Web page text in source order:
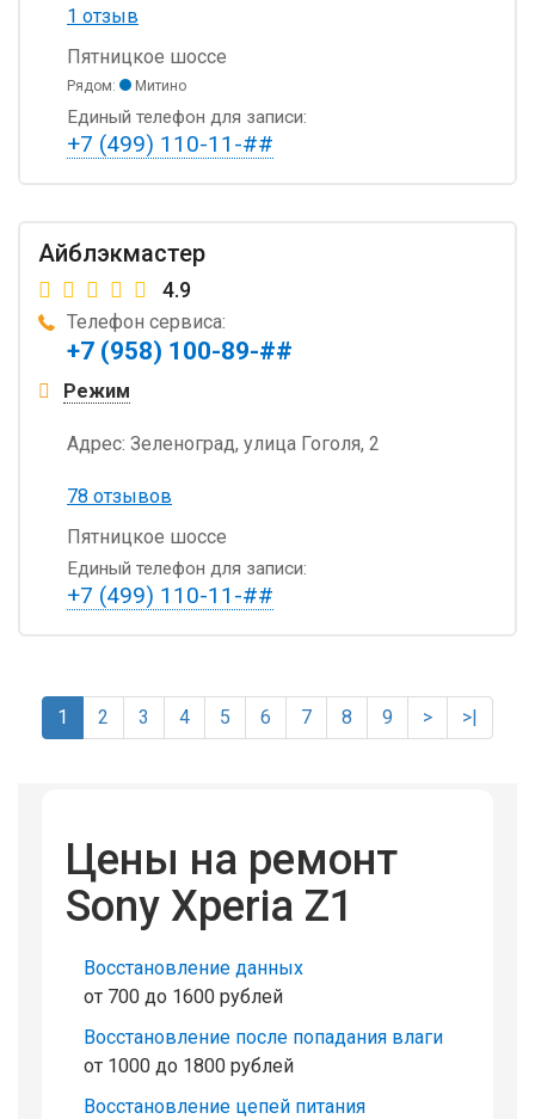
1 отзыв
Пятницкое шоссе
Рядом: Митино
Единый телефон для записи:
+7 (499) 110-11-##
Айблэкмастер
4.9
Телефон сервиса:
+7 (958) 100-89-##
Режим
Адрес: Зеленоград, улица Гоголя, 2
78 отзывов
Пятницкое шоссе
Единый телефон для записи:
+7 (499) 110-11-##
1 2 3 4 5 6 7 8 9 > >|
Цены на ремонт
Sony Xperia Z1
Восстановление данных
от 700 до 1600 рублей
Восстановление после попадания влаги
от 1000 до 1800 рублей
Восстановление цепей питания